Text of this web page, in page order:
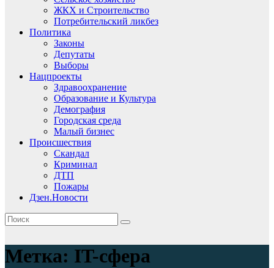
ЖКХ и Строительство
Потребительский ликбез
Политика
Законы
Депутаты
Выборы
Нацпроекты
Здравоохранение
Образование и Культура
Демография
Городская среда
Малый бизнес
Происшествия
Скандал
Криминал
ДТП
Пожары
Дзен.Новости
Метка: IT-сфера